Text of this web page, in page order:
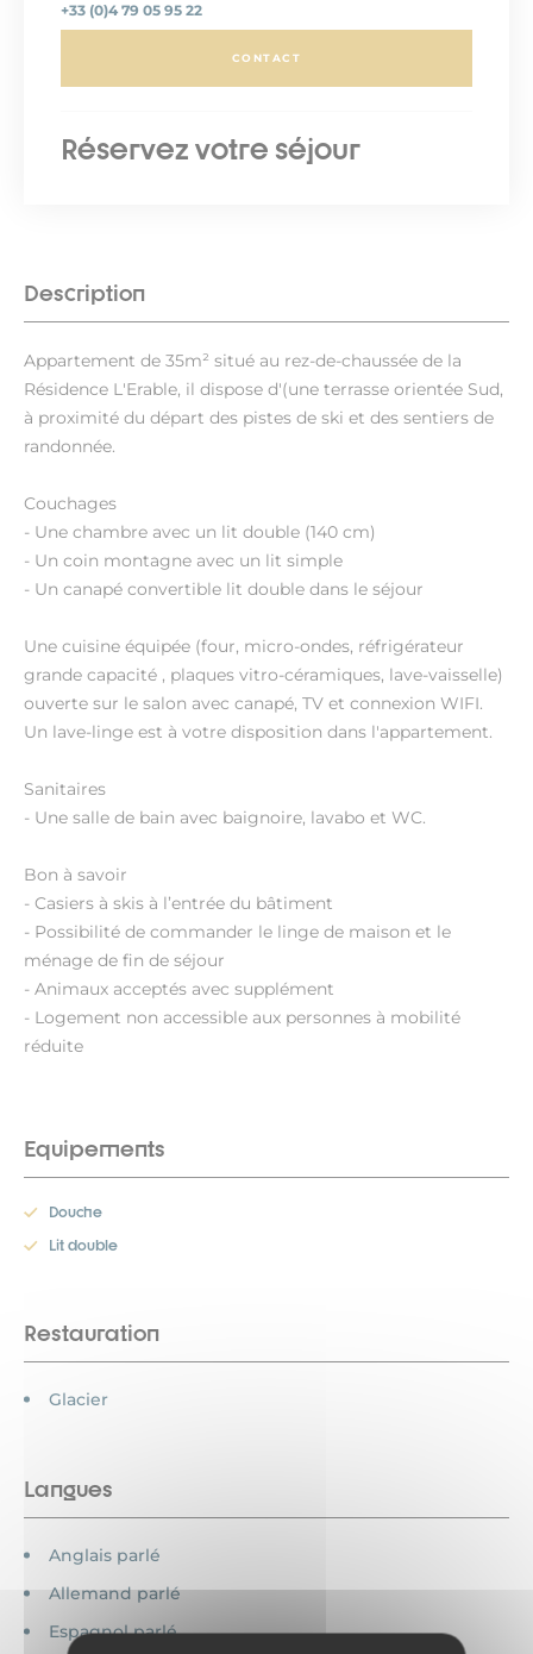
Description
Appartement de 35m² situé au rez-de-chaussée de la
Résidence L'Erable, il dispose d'(une terrasse orientée Sud,
à proximité du départ des pistes de ski et des sentiers de
randonnée.
Couchages
- Une chambre avec un lit double (140 cm)
- Un coin montagne avec un lit simple
- Un canapé convertible lit double dans le séjour
Une cuisine équipée (four, micro-ondes, réfrigérateur
grande capacité , plaques vitro-céramiques, lave-vaisselle)
ouverte sur le salon avec canapé, TV et connexion WIFI.
Un lave-linge est à votre disposition dans l'appartement.
Sanitaires
- Une salle de bain avec baignoire, lavabo et WC.
Bon à savoir
- Casiers à skis à l’entrée du bâtiment
- Possibilité de commander le linge de maison et le
ménage de fin de séjour
- Animaux acceptés avec supplément
- Logement non accessible aux personnes à mobilité
réduite
Equipements
Douche
Lit double
Restauration
Glacier
Langues
Anglais parlé
Allemand parlé
Espagnol parlé
+33 (0)4 79 05 95 22
CONTACT
Réservez votre séjour